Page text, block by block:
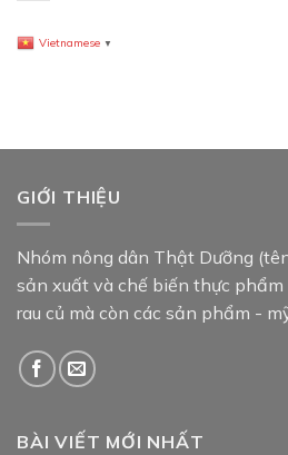
Vietnamese ▼
GIỚI THIỆU
Nhóm nông dân Thật Dưỡng
sản xuất và chế biến thực phẩm
rau củ mà còn các sản phẩm -
BÀI VIẾT MỚI NHẤT